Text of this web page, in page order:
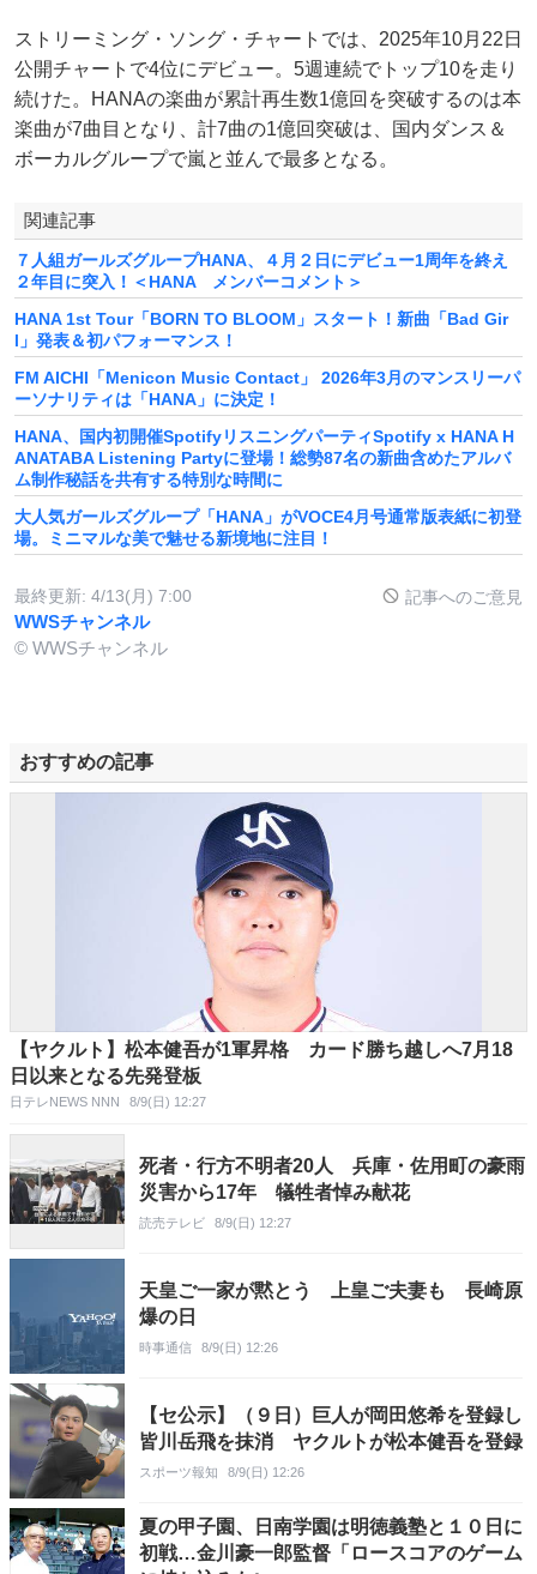
ストリーミング・ソング・チャートでは、2025年10月22日
公開チャートで4位にデビュー。5週連続でトップ10を走り
続けた。HANAの楽曲が累計再生数1億回を突破するのは本
楽曲が7曲目となり、計7曲の1億回突破は、国内ダンス＆
ボーカルグループで嵐と並んで最多となる。
関連記事
７人組ガールズグループHANA、４月２日にデビュー1周年を終え
２年目に突入！＜HANA メンバーコメント＞
HANA 1st Tour「BORN TO BLOOM」スタート！新曲「Bad Gir
l」発表＆初パフォーマンス！
FM AICHI「Menicon Music Contact」 2026年3月のマンスリーパ
ーソナリティは「HANA」に決定！
HANA、国内初開催SpotifyリスニングパーティSpotify x HANA H
ANATABA Listening Partyに登場！総勢87名の新曲含めたアルバ
ム制作秘話を共有する特別な時間に
大人気ガールズグループ「HANA」がVOCE4月号通常版表紙に初登
場。ミニマルな美で魅せる新境地に注目！
最終更新: 4/13(月) 7:00 記事へのご意見
WWSチャンネル
© WWSチャンネル
おすすめの記事
【ヤクルト】松本健吾が1軍昇格 カード勝ち越しへ7月18
日以来となる先発登板
日テレNEWS NNN 8/9(日) 12:27
死者・行方不明者20人 兵庫・佐用町の豪雨
災害から17年 犠牲者悼み献花
読売テレビ 8/9(日) 12:27
天皇ご一家が黙とう 上皇ご夫妻も 長崎原
爆の日
時事通信 8/9(日) 12:26
【セ公示】（９日）巨人が岡田悠希を登録し
皆川岳飛を抹消 ヤクルトが松本健吾を登録
スポーツ報知 8/9(日) 12:26
夏の甲子園、日南学園は明徳義塾と１０日に
初戦…金川豪一郎監督「ロースコアのゲーム